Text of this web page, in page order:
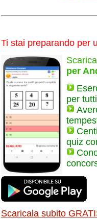
Ti stai preparando per
per
per
quiz
Scaricala subito